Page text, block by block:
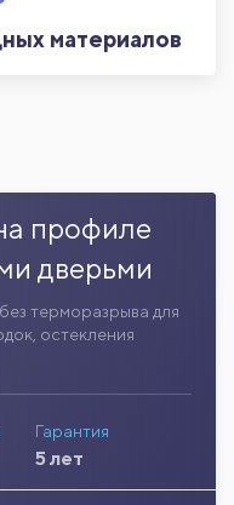
материалов
профиле
дверьми
терморазрыва для
остекления
Гарантия
5 лет